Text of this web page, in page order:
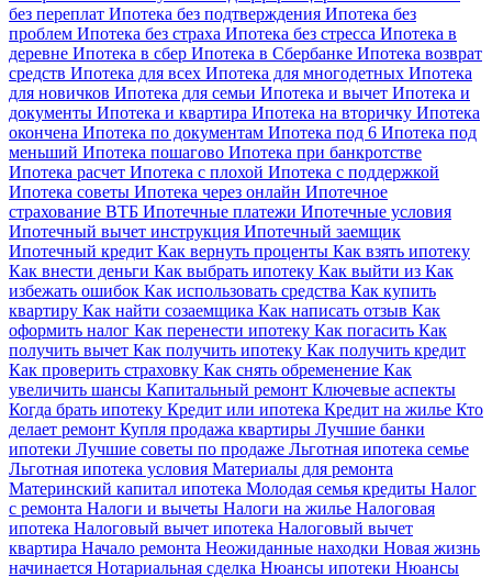
без переплат Ипотека без подтверждения Ипотека без
проблем Ипотека без страха Ипотека без стресса Ипотека в
деревне Ипотека в сбер Ипотека в Сбербанке Ипотека возврат
средств Ипотека для всех Ипотека для многодетных Ипотека
для новичков Ипотека для семьи Ипотека и вычет Ипотека и
документы Ипотека и квартира Ипотека на вторичку Ипотека
окончена Ипотека по документам Ипотека под 6 Ипотека под
меньший Ипотека пошагово Ипотека при банкротстве
Ипотека расчет Ипотека с плохой Ипотека с поддержкой
Ипотека советы Ипотека через онлайн Ипотечное
страхование ВТБ Ипотечные платежи Ипотечные условия
Ипотечный вычет инструкция Ипотечный заемщик
Ипотечный кредит Как вернуть проценты Как взять ипотеку
Как внести деньги Как выбрать ипотеку Как выйти из Как
избежать ошибок Как использовать средства Как купить
квартиру Как найти созаемщика Как написать отзыв Как
оформить налог Как перенести ипотеку Как погасить Как
получить вычет Как получить ипотеку Как получить кредит
Как проверить страховку Как снять обременение Как
увеличить шансы Капитальный ремонт Ключевые аспекты
Когда брать ипотеку Кредит или ипотека Кредит на жилье Кто
делает ремонт Купля продажа квартиры Лучшие банки
ипотеки Лучшие советы по продаже Льготная ипотека семье
Льготная ипотека условия Материалы для ремонта
Материнский капитал ипотека Молодая семья кредиты Налог
с ремонта Налоги и вычеты Налоги на жилье Налоговая
ипотека Налоговый вычет ипотека Налоговый вычет
квартира Начало ремонта Неожиданные находки Новая жизнь
начинается Нотариальная сделка Нюансы ипотеки Нюансы